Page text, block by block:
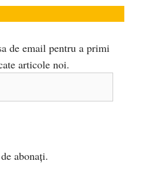
de email pentru a primi
articole noi.
abonați.